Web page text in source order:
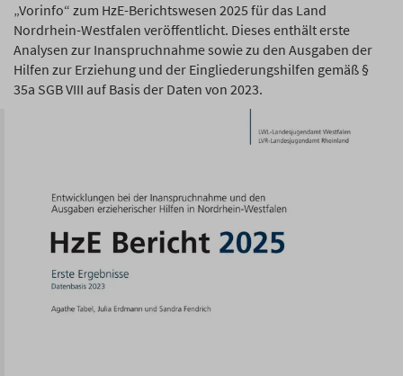
„Vorinfo“ zum HzE-Berichtswesen 2025 für das Land
Nordrhein-Westfalen veröffentlicht. Dieses enthält erste
Analysen zur Inanspruchnahme sowie zu den Ausgaben der
Hilfen zur Erziehung und der Eingliederungshilfen gemäß §
35a SGB VIII auf Basis der Daten von 2023.